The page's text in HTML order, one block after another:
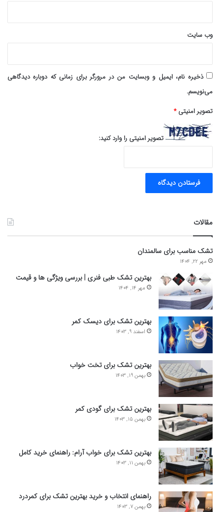
وب‌ سایت
ذخیره نام، ایمیل و وبسایت من در مرورگر برای زمانی که دوباره دیدگاهی
می‌نویسم.
تصویر امنیتی*
تصویر امنیتی را وارد کنید:
مقالات
تشک مناسب برای سالمندان
مهر 22, 1404
بهترین تشک طبی فنری | بررسی ویژگی ها و قیمت
مهر 14, 1404
بهترین تشک برای دیسک کمر
اسفند 9, 1403
بهترین تشک برای تخت خواب
بهمن 19, 1403
بهترین تشک برای گودی کمر
بهمن 15, 1403
بهترین تشک برای خواب آرام: راهنمای خرید کامل
بهمن 11, 1403
راهنمای انتخاب و خرید بهترین تشک برای کمردرد
بهمن 7, 1403